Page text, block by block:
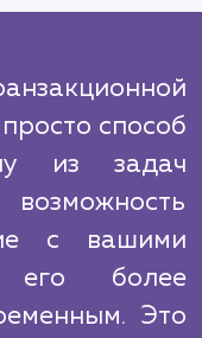
наша
к
идти
цели,